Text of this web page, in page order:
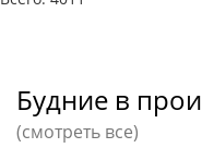
Будние в
(смотреть все)